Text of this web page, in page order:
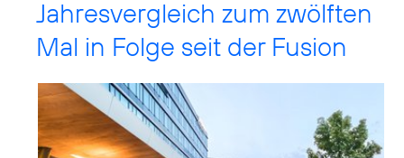
Jahresvergleich zum zwölften
Mal in Folge seit der Fusion